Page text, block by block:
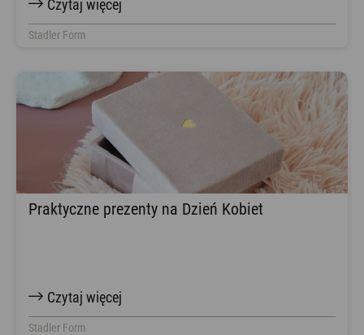
Czytaj więcej
Stadler Form
Praktyczne prezenty na Dzień Kobiet
Czytaj więcej
Stadler Form